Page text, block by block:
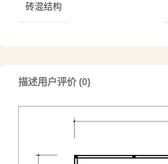
砖混结构
描述用户评价 (0)